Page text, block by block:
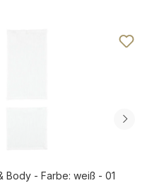
Body - Farbe: weiß - 01